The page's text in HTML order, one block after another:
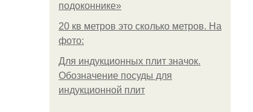
подоконнике»
20 кв метров это сколько метров. На
фото:
Для индукционных плит значок.
Обозначение посуды для
индукционной плит